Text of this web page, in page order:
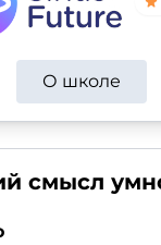
О школе
смысл